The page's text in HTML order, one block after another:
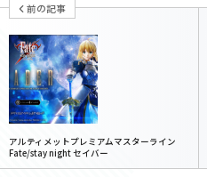
前の記事
アルティメットプレミアムマスターライン
Fate/stay night セイバー